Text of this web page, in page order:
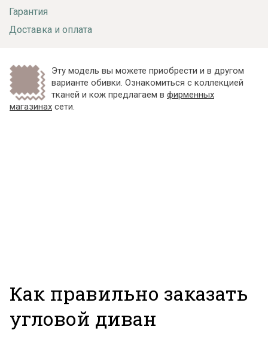
Гарантия
Доставка и оплата
Эту модель вы можете приобрести и в другом
варианте обивки. Ознакомиться с коллекцией
тканей и кож предлагаем в фирменных
магазинах сети.
Как правильно заказать
угловой диван